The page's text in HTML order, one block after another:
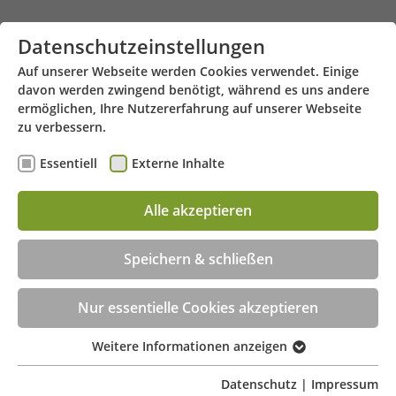
Zum Hauptinhalt springen
Klotzbahn 3 - 42105 Wuppertal
Datenschutzeinstellungen
Auf unserer Webseite werden Cookies verwendet. Einige
davon werden zwingend benötigt, während es uns andere
ermöglichen, Ihre Nutzererfahrung auf unserer Webseite
zu verbessern.
Essentiell Externe Inhalte
Alle akzeptieren
Speichern & schließen
Nur essentielle Cookies akzeptieren
Essentiell
Essentielle Cookies werden für grundlegende
Weitere Informationen anzeigen
Datenschutz | Impressum